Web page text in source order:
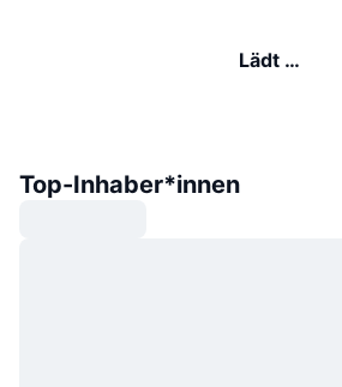
Lädt …
Top-Inhaber*innen